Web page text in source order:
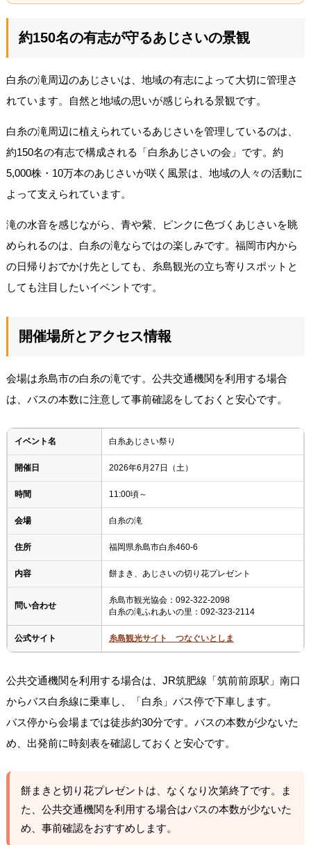
約150名の有志が守るあじさいの景観
白糸の滝周辺のあじさいは、地域の有志によって大切に管理さ
れています。自然と地域の思いが感じられる景観です。
白糸の滝周辺に植えられているあじさいを管理しているのは、
約150名の有志で構成される「白糸あじさいの会」です。約
5,000株・10万本のあじさいが咲く風景は、地域の人々の活動に
よって支えられています。
滝の水音を感じながら、青や紫、ピンクに色づくあじさいを眺
められるのは、白糸の滝ならではの楽しみです。福岡市内から
の日帰りおでかけ先としても、糸島観光の立ち寄りスポットと
しても注目したいイベントです。
開催場所とアクセス情報
会場は糸島市の白糸の滝です。公共交通機関を利用する場合
は、バスの本数に注意して事前確認をしておくと安心です。
イベント名 白糸あじさい祭り
開催日 2026年6月27日（土）
時間 11:00頃～
会場 白糸の滝
住所 福岡県糸島市白糸460-6
内容 餅まき、あじさいの切り花プレゼント
問い合わせ
糸島市観光協会：092-322-2098
白糸の滝ふれあいの里：092-323-2114
公式サイト 糸島観光サイト つなぐいとしま
公共交通機関を利用する場合は、JR筑肥線「筑前前原駅」南口
からバス白糸線に乗車し、「白糸」バス停で下車します。
バス停から会場までは徒歩約30分です。バスの本数が少ないた
め、出発前に時刻表を確認しておくと安心です。
餅まきと切り花プレゼントは、なくなり次第終了です。ま
た、公共交通機関を利用する場合はバスの本数が少ないた
め、事前確認をおすすめします。